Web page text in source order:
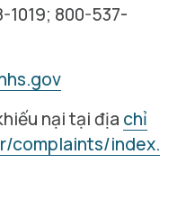
1019; 800-537-
nại tại địa chỉ
complaints/index.